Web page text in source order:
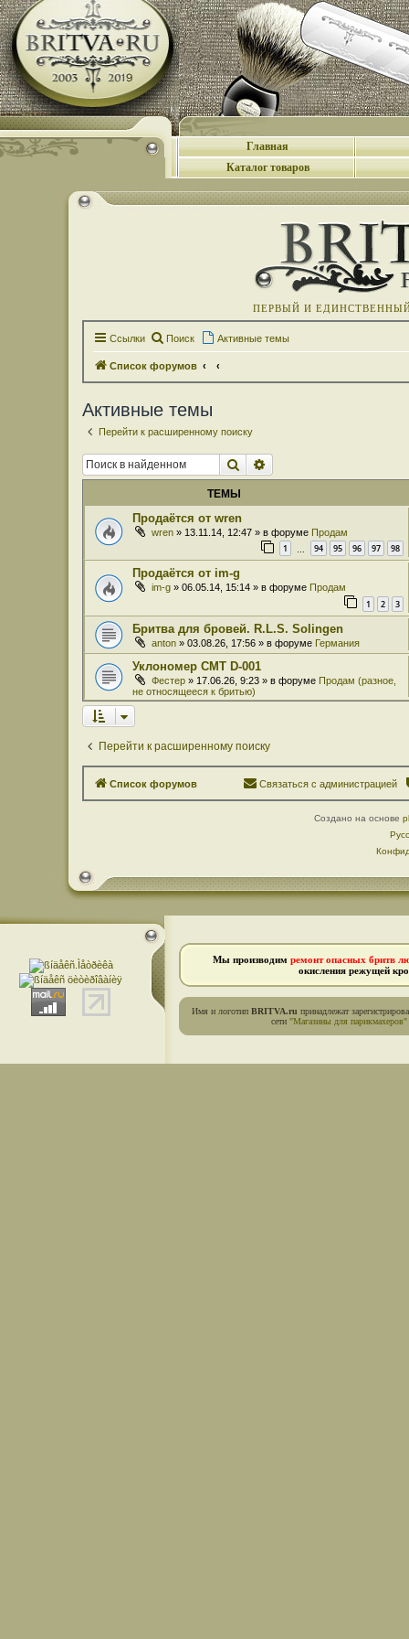
Главная
Каталог товаров
ПЕРВЫЙ И
Ссылки Поиск Активные темы
Список форумов
Активные темы
Перейти к расширенному поиску
Поиск
ТЕМЫ
Продаётся от wren
wren » 13.11.14, 12:47 » в форуме Продам
1 94 95 96 97 98
Продаётся от im-g
im-g » 06.05.14, 15:14 » в форуме Продам
1 2 3
Бритва для бровей. R.L.S. Solingen
anton » 03.08.26, 17:56 » в форуме Германия
Уклономер СМТ D-001
Фестер » 17.06.26, 9:23 » в форуме Продам (разное,
не относящееся к бритью)
Перейти к расширенному поиску
Список форумов Связаться с администрацией
Создано на основе
Мы производим ремонт опасных бритв
окисления режущей
Имя и логотип BRITVA.ru принадлежат
сети "Магазины для парикмахеров"